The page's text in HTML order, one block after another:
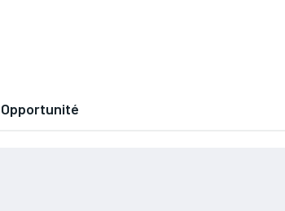
Opportunité